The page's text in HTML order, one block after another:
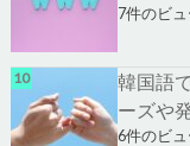
7件のビュ
韓国語
ーズや
6件のビュ